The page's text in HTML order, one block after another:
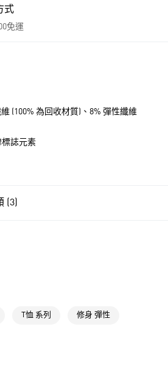
式
免運
(100% 為回收材質)、8% 彈性纖維
標誌元素
(3)
T恤 系列 修身 彈性